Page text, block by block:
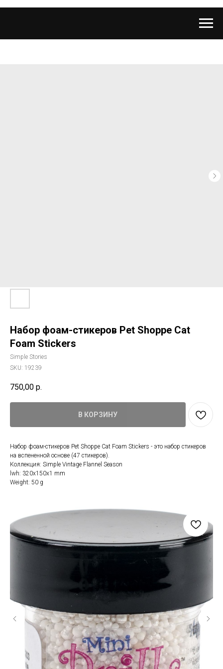
Набор фоам-стикеров Pet Shoppe Cat
Foam Stickers
Simple Stories
SKU: 19239
750,00 р.
В КОРЗИНУ
Набор фоам-стикеров Pet Shoppe Cat Foam Stickers - это набор стикеров
на вспененной основе (47 стикеров).
Коллекция: Simple Vintage Flannel Season
lwh: 320x150x1 mm
Weight: 50 g